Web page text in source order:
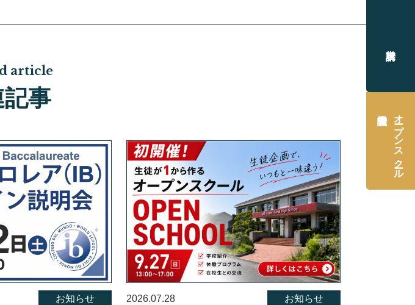
article
記事
お知らせ 2026.07.28 お知らせ
オープンスクール